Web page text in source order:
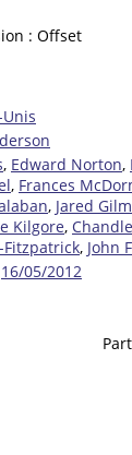
: Offset
, Edward Norton,
, Frances
, Jared
Kilgore,
Fitzpatrick, John
16/05/2012